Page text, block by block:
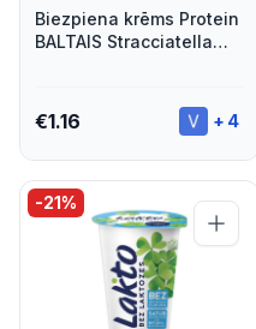
Biezpiena krēms Protein
BALTAIS Stracciatella
€1.16 + 4
-21%